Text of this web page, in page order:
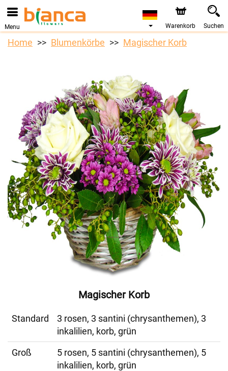
Menu Warenkorb Suchen
Home Blumenkörbe Magischer Korb
Magischer Korb
Standard
3 rosen, 3 santini (chrysanthemen), 3
inkalilien, korb, grün
Groß
5 rosen, 5 santini (chrysanthemen), 5
inkalilien, korb, grün